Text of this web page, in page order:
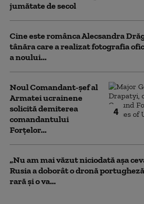
jumătate de secol
Cine este românca Alecsandra
tânăra care a realizat fotografia
a noului...
4
Noul Comandant-șef al
Armatei ucrainene
solicită demiterea
comandantului
Forțelor...
„Nu am mai văzut niciodată așa
Rusia a doborât o dronă portugheză
rară și o va...